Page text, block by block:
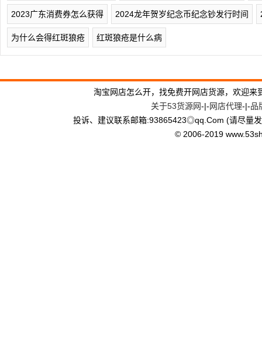
2023广东消费券怎么获得 2024龙年贺岁纪念币纪念钞发行时间
为什么会得红斑狼疮 红斑狼疮是什么病
淘宝网店怎么开，找免费开网店货源，欢迎
关于53货源网-|-网店代理-|-品
投诉、建议联系邮箱:93865423◎qq.Com (请尽量
© 2006-2019